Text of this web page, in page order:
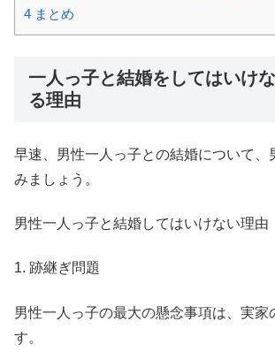
4 まとめ
一人っ子と結婚をしてはいけ
る理由
早速、男性一人っ子との結婚について、
みましょう。
男性一人っ子と結婚してはいけない理由
1. 跡継ぎ問題
男性一人っ子の最大の懸念事項は、実家
す。